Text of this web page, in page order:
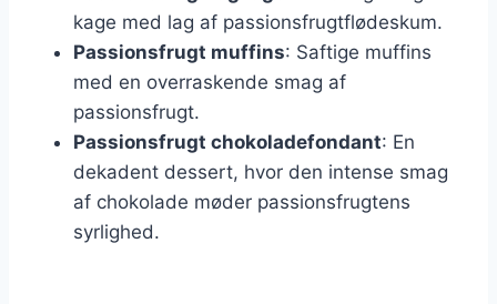
kage med lag af passionsfrugtflødeskum.
Passionsfrugt muffins: Saftige muffins
med en overraskende smag af
passionsfrugt.
Passionsfrugt chokoladefondant: En
dekadent dessert, hvor den intense smag
af chokolade møder passionsfrugtens
syrlighed.